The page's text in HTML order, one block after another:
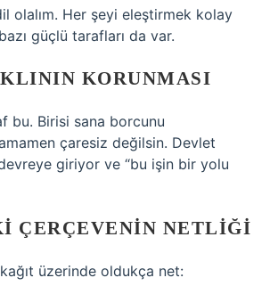
olalım. Her şeyi eleştirmek kolay
güçlü tarafları da var.
KORUNMASI
bu. Birisi sana borcunu
çaresiz değilsin. Devlet
giriyor ve “bu işin bir yolu
ÇERÇEVENIN NETLIĞI
üzerinde oldukça net: